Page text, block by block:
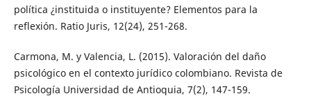
política ¿instituida o instituyente? Elementos para la
reflexión. Ratio Juris, 12(24), 251-268.
Carmona, M. y Valencia, L. (2015). Valoración del daño
psicológico en el contexto jurídico colombiano. Revista de
Psicología Universidad de Antioquia, 7(2), 147-159.